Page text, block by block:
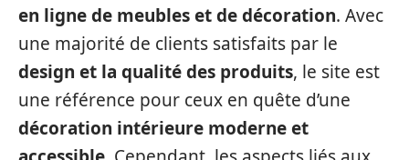
en ligne de meubles et de décoration. Avec
une majorité de clients satisfaits par le
design et la qualité des produits, le site est
une référence pour ceux en quête d’une
décoration intérieure moderne et